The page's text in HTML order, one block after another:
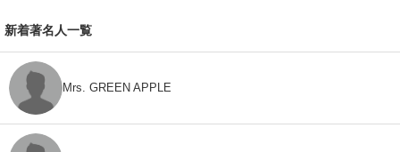
新着著名人一覧
Mrs. GREEN APPLE